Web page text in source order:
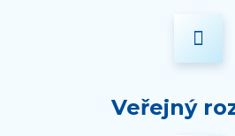
Veřejný